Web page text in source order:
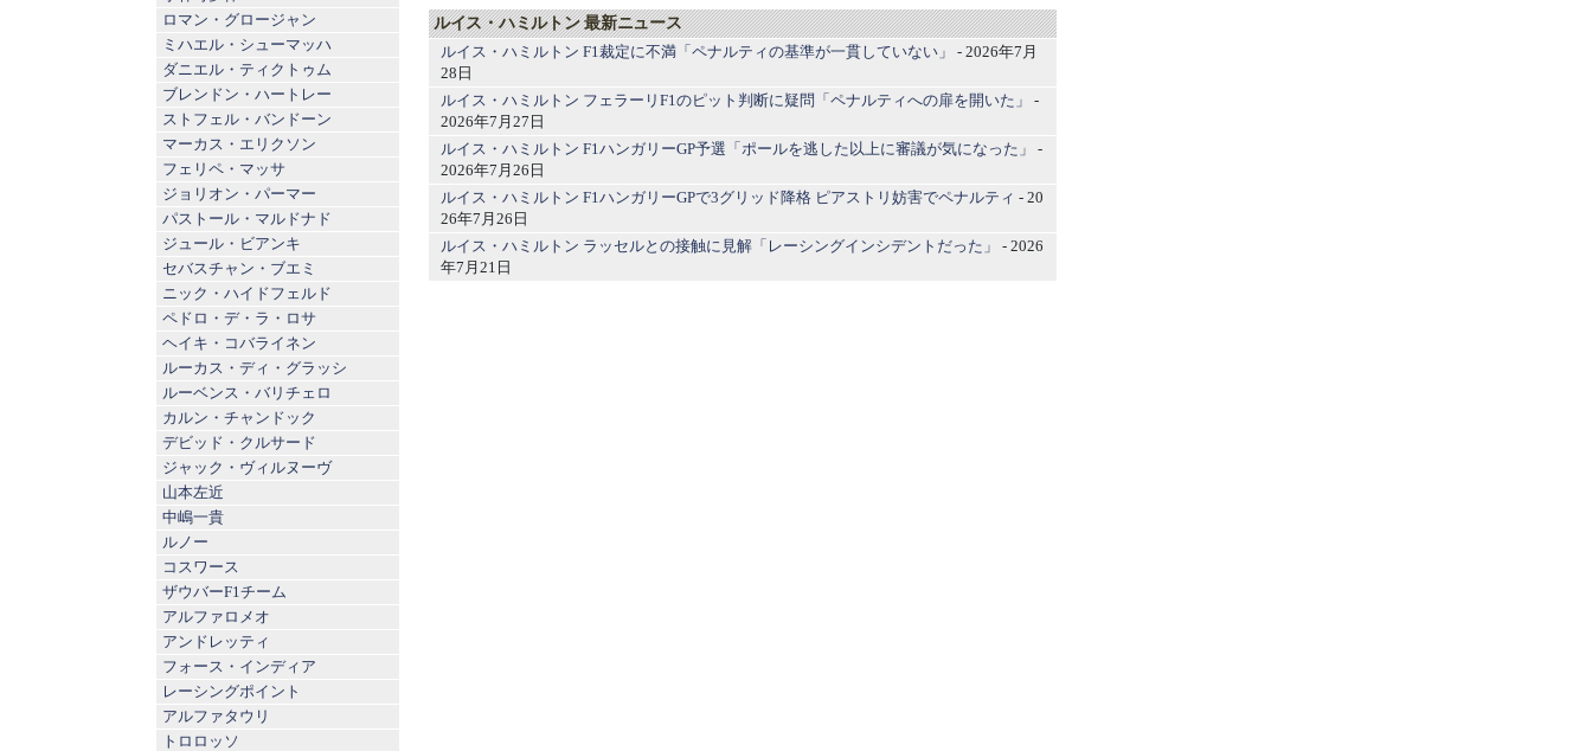
ルイス・ハミルトン 最新ニュース
ルイス・ハミルトン F1裁定に不満「ペナルティの基準が一貫していない」
- 2026年7月
28日
ルイス・ハミルトン フェラーリF1のピット判断に疑問「ペナルティへの扉を開いた」
-
2026年7月27日
ルイス・ハミルトン F1ハンガリーGP予選「ポールを逃した以上に審議が気になった」
-
2026年7月26日
ルイス・ハミルトン F1ハンガリーGPで3グリッド降格 ピアストリ妨害でペナルティ - 20
26年7月26日
ルイス・ハミルトン ラッセルとの接触に見解「レーシングインシデントだった」
- 2026
年7月21日
ロマン・グロージャン
ミハエル・シューマッハ
ダニエル・ティクトゥム
ブレンドン・ハートレー
ストフェル・バンドーン
マーカス・エリクソン
フェリペ・マッサ
ジョリオン・パーマー
パストール・マルドナド
ジュール・ビアンキ
セバスチャン・ブエミ
ニック・ハイドフェルド
ペドロ・デ・ラ・ロサ
ヘイキ・コバライネン
ルーカス・ディ・グラッシ
ルーベンス・バリチェロ
カルン・チャンドック
デビッド・クルサード
ジャック・ヴィルヌーヴ
山本左近
中嶋一貴
ルノー
コスワース
ザウバーF1チーム
アルファロメオ
アンドレッティ
フォース・インディア
レーシングポイント
アルファタウリ
トロロッソ